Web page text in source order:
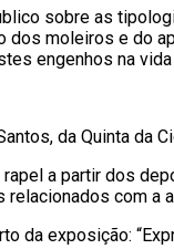
sobre as
moleiros e do
engenhos na
da Quinta da
a partir dos
com
da exposição: